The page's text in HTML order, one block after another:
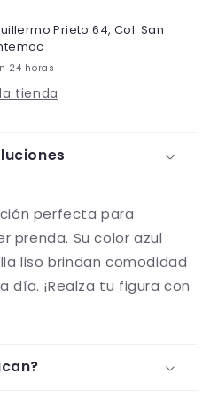
Prieto 64, Col. San
24 horas
tienda
perfecta para
prenda. Su color azul
liso brindan comodidad
día. ¡Realza tu figura con